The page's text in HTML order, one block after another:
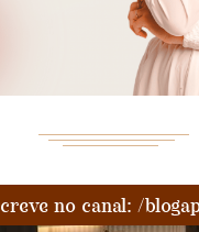
no canal: /